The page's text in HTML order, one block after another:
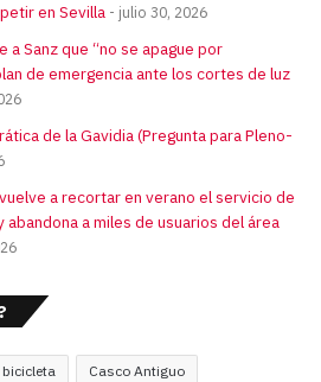
en Sevilla
julio 30, 2026
a Sanz que “no se apague por
de emergencia ante los cortes de luz
de la Gavidia (Pregunta para Pleno-
a recortar en verano el servicio de
a miles de usuarios del área
bicicleta Casco Antiguo